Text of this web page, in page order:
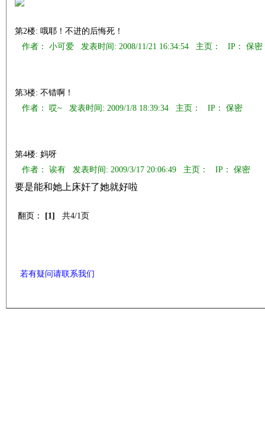
第2楼: 哦耶！不进的后悔死！
作者： 小可爱 发表时间: 2008/11/21 16:34:54 主页：
IP： 保密
第3楼: 不错啊！
作者： 哎~ 发表时间: 2009/1/8 18:39:34 主页：
IP： 保密
第4楼: 妈呀
作者： 诶有 发表时间: 2009/3/17 20:06:49 主页：
IP： 保密
要是能和她上床奸了她就好啦
翻页： [1] 共4/1页
若有疑问请联系我们